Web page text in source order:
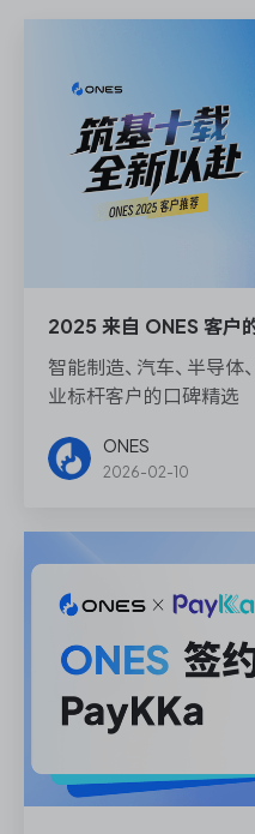
2025 来自 ONES 客户
智能制造、汽车、半导体
业标杆客户的口碑精选
ONES
2026-02-10